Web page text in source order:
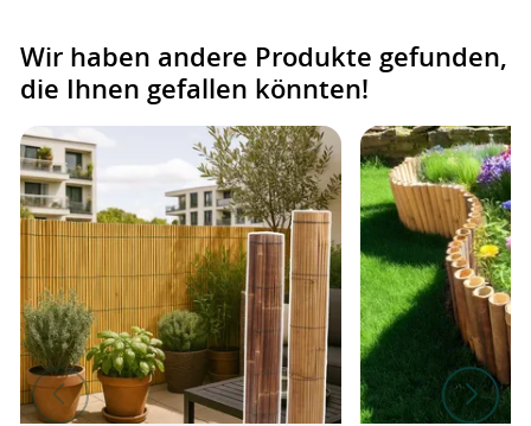
Wir haben andere Produkte gefunden,
die Ihnen gefallen könnten!